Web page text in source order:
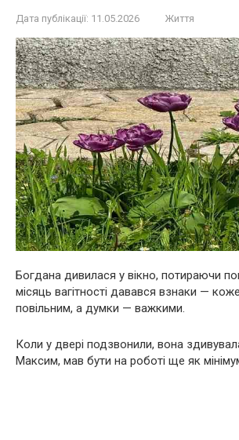
Дата публікації: 11.05.2026 Життя
Богдана дивилася у вікно, потираючи
місяць вагітності давався взнаки —
повільним, а думки — важкими.
Коли у двері подзвонили, вона
Максим, мав бути на роботі ще як